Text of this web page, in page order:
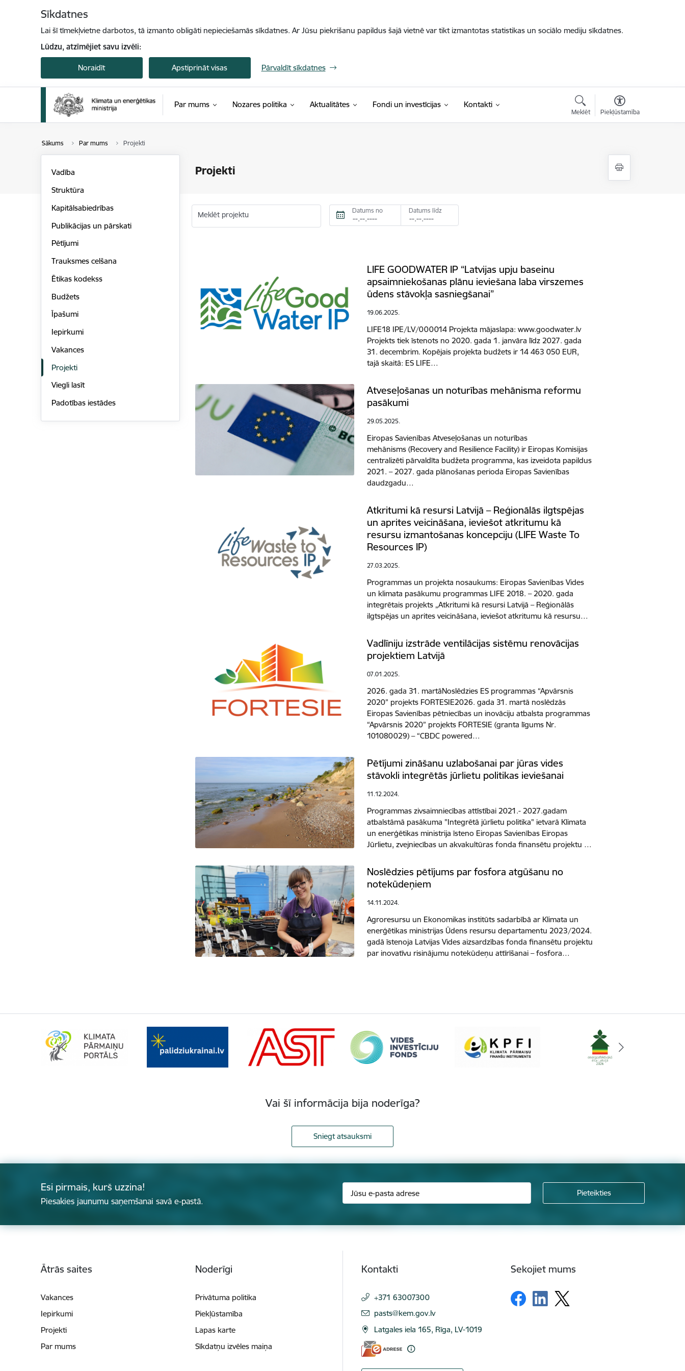
Sīkdatnes
Lai šī tīmekļvietne darbotos, tā izmanto obligāti nepieciešamās sīkdatnes. Ar Jūsu piekrišanu papildus šajā vietnē var tikt izmantotas statistikas un sociālo mediju sīkdatnes.
Lūdzu, atzīmējiet savu izvēli:
Noraidīt Apstiprināt visas Pārvaldīt sīkdatnes
Par mums Nozares politika Aktualitātes Fondi un investīcijas Kontakti
Meklēt Piekļūstamība
Sākums Par mums Projekti
Projekti
Vadība
Struktūra
Kapitālsabiedrības
Publikācijas un pārskati
Pētījumi
Trauksmes celšana
Ētikas kodekss
Budžets
Īpašumi
Iepirkumi
Vakances
Projekti
Viegli lasīt
Padotības iestādes
Meklēt projektu Datums no Datums līdz
LIFE GOODWATER IP “Latvijas upju baseinu
apsaimniekošanas plānu ieviešana laba virszemes
ūdens stāvokļa sasniegšanai”
19.06.2025.
LIFE18 IPE/LV/000014 Projekta mājaslapa: www.goodwater.lv
Projekts tiek īstenots no 2020. gada 1. janvāra līdz 2027. gada
31. decembrim. Kopējais projekta budžets ir 14 463 050 EUR,
tajā skaitā: ES LIFE…
Atveseļošanas un noturības mehānisma reformu
pasākumi
29.05.2025.
Eiropas Savienības Atveseļošanas un noturības
mehānisms (Recovery and Resilience Facility) ir Eiropas Komisijas
centralizēti pārvaldīta budžeta programma, kas izveidota papildus
2021. – 2027. gada plānošanas perioda Eiropas Savienības
daudzgadu…
Atkritumi kā resursi Latvijā – Reģionālās ilgtspējas
un aprites veicināšana, ieviešot atkritumu kā
resursu izmantošanas koncepciju (LIFE Waste To
Resources IP)
27.03.2025.
Programmas un projekta nosaukums: Eiropas Savienības Vides
un klimata pasākumu programmas LIFE 2018. – 2020. gada
integrētais projekts „Atkritumi kā resursi Latvijā – Reģionālās
ilgtspējas un aprites veicināšana, ieviešot atkritumu kā resursu…
Vadlīniju izstrāde ventilācijas sistēmu renovācijas
projektiem Latvijā
07.01.2025.
2026. gada 31. martāNoslēdzies ES programmas “Apvārsnis
2020” projekts FORTESIE2026. gada 31. martā noslēdzās
Eiropas Savienības pētniecības un inovāciju atbalsta programmas
“Apvārsnis 2020” projekts FORTESIE (granta līgums Nr.
101080029) – “CBDC powered…
Pētījumi zināšanu uzlabošanai par jūras vides
stāvokli integrētās jūrlietu politikas ieviešanai
11.12.2024.
Programmas zivsaimniecības attīstībai 2021.- 2027.gadam
atbalstāmā pasākuma "Integrētā jūrlietu politika" ietvarā Klimata
un enerģētikas ministrija īsteno Eiropas Savienības Eiropas
Jūrlietu, zvejniecības un akvakultūras fonda finansētu projektu …
Noslēdzies pētījums par fosfora atgūšanu no
notekūdeņiem
14.11.2024.
Agroresursu un Ekonomikas institūts sadarbībā ar Klimata un
enerģētikas ministrijas Ūdens resursu departamentu 2023/2024.
gadā īstenoja Latvijas Vides aizsardzības fonda finansētu projektu
par inovatīvu risinājumu notekūdeņu attīrīšanai – fosfora…
Vai šī informācija bija noderīga?
Sniegt atsauksmi
Esi pirmais, kurš uzzina!
Piesakies jaunumu saņemšanai savā e-pastā.
Ātrās saites
Vakances
Iepirkumi
Projekti
Par mums
Noderīgi
Privātuma politika
Piekļūstamība
Lapas karte
Sīkdatņu izvēles maiņa
Kontakti
+371 63007300
E-pasts:
pasts@kem.gov.lv
Latgales iela 165, Rīga, LV-1019
Sekojiet mums